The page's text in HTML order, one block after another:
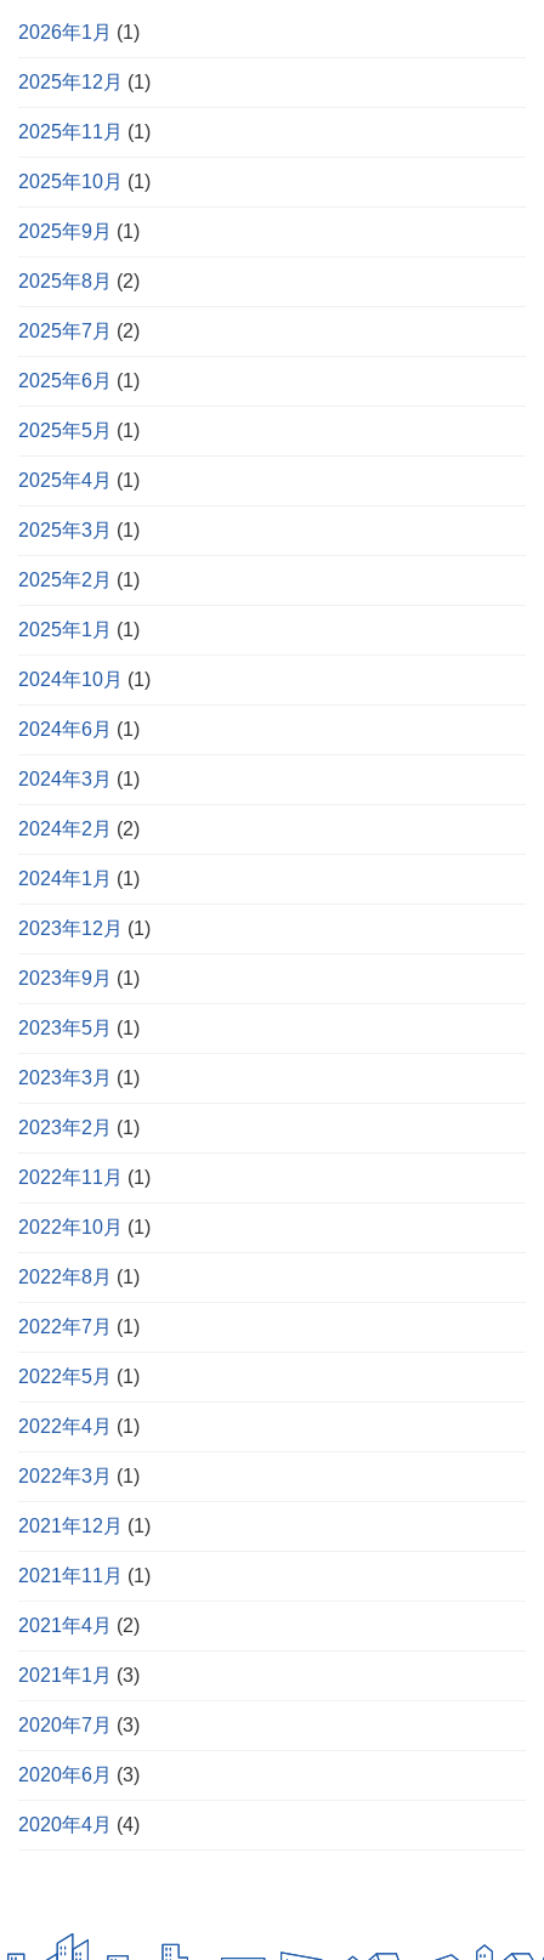
2026年1月 (1)
2025年12月 (1)
2025年11月 (1)
2025年10月 (1)
2025年9月 (1)
2025年8月 (2)
2025年7月 (2)
2025年6月 (1)
2025年5月 (1)
2025年4月 (1)
2025年3月 (1)
2025年2月 (1)
2025年1月 (1)
2024年10月 (1)
2024年6月 (1)
2024年3月 (1)
2024年2月 (2)
2024年1月 (1)
2023年12月 (1)
2023年9月 (1)
2023年5月 (1)
2023年3月 (1)
2023年2月 (1)
2022年11月 (1)
2022年10月 (1)
2022年8月 (1)
2022年7月 (1)
2022年5月 (1)
2022年4月 (1)
2022年3月 (1)
2021年12月 (1)
2021年11月 (1)
2021年4月 (2)
2021年1月 (3)
2020年7月 (3)
2020年6月 (3)
2020年4月 (4)